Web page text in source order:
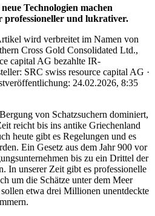
professioneller und lukrativer.
wird verbreitet im Namen von
Cross Gold Consolidated Ltd.,
capital AG bezahlte IR-
SRC swiss resource capital AG ·
24.02.2026, 8:35
von Schatzsuchern dominiert,
reicht bis ins antike Griechenland
heute gibt es Regelungen und es
Ein Gesetz aus dem Jahr 900 vor
bis zu ein Drittel der
In unserer Zeit gibt es professionelle
um die Schätze unter dem Meer
etwa drei Millionen unentdeckte